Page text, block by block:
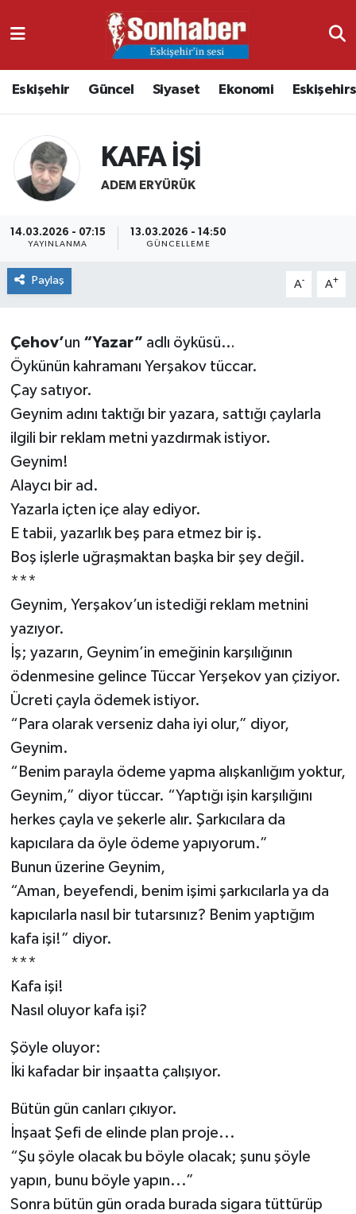
Eskişehir Güncel Siyaset Ekonomi
KAFA İŞİ
ADEM ERYÜRÜK
14.03.2026 - 07:15
YAYINLANMA
13.03.2026 - 14:50
GÜNCELLEME
Paylaş A- A+
Çehov’un “Yazar” adlı öyküsü…
Öykünün kahramanı Yerşakov tüccar.
Çay satıyor.
Geynim adını taktığı bir yazara, sattığı çaylarla
ilgili bir reklam metni yazdırmak istiyor.
Geynim!
Alaycı bir ad.
Yazarla içten içe alay ediyor.
E tabii, yazarlık beş para etmez bir iş.
Boş işlerle uğraşmaktan başka bir şey değil.
***
Geynim, Yerşakov’un istediği reklam metnini
yazıyor.
İş; yazarın, Geynim’in emeğinin karşılığının
ödenmesine gelince Tüccar Yerşekov yan çiziyor.
Ücreti çayla ödemek istiyor.
“Para olarak verseniz daha iyi olur,” diyor,
Geynim.
“Benim parayla ödeme yapma alışkanlığım yoktur,
Geynim,” diyor tüccar. “Yaptığı işin karşılığını
herkes çayla ve şekerle alır. Şarkıcılara da
kapıcılara da öyle ödeme yapıyorum.”
Bunun üzerine Geynim,
“Aman, beyefendi, benim işimi şarkıcılarla ya da
kapıcılarla nasıl bir tutarsınız? Benim yaptığım
kafa işi!” diyor.
***
Kafa işi!
Nasıl oluyor kafa işi?
Şöyle oluyor:
İki kafadar bir inşaatta çalışıyor.
Bütün gün canları çıkıyor.
İnşaat Şefi de elinde plan proje...
“Şu şöyle olacak bu böyle olacak; şunu şöyle
yapın, bunu böyle yapın...”
Sonra bütün gün orada burada sigara tüttürüp
Ekonomi
Güncel
Sağlık
Siyaset
Nöbetçi Eczaneler
Namaz Vakitleri
Trafik Durumu
Haber Arşivi